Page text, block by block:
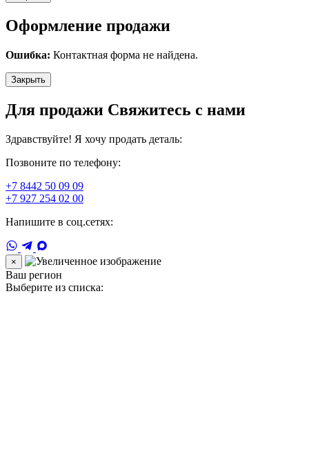
Оформление продажи
Ошибка: Контактная форма не найдена.
Закрыть
Для продажи Свяжитесь с нами
Здравствуйте! Я хочу продать деталь:
Позвоните по телефону:
+7 8442 50 09 09
+7 927 254 02 00
Напишите в соц.сетях:
×
Ваш регион
Выберите из списка: